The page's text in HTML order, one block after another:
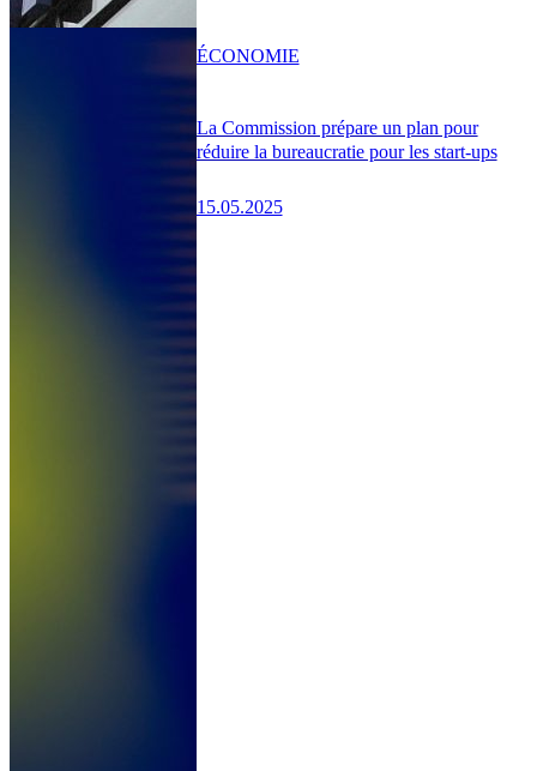
La Commission prépare un plan pour
réduire la bureaucratie pour les start-ups
15.05.2025
ÉCONOMIE